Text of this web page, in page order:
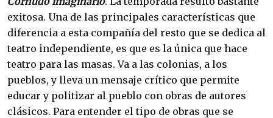
exitosa. Una de las principales características que
diferencia a esta compañía del resto que se dedica al
teatro independiente, es que es la única que hace
teatro para las masas. Va a las colonias, a los
pueblos, y lleva un mensaje crítico que permite
educar y politizar al pueblo con obras de autores
clásicos. Para entender el tipo de obras que se